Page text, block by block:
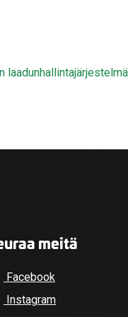
meitä
Facebook
Instagram